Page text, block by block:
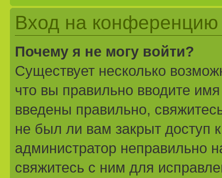
Вход на конференцию
Почему я не могу войти?
Существует несколько
что вы правильно вводите
введены правильно,
не был ли вам закрыт доступ
администратор неправильно
свяжитесь с ним для